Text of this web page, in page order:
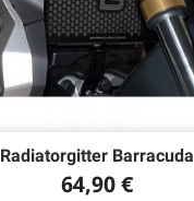
Radiatorgitter Barracuda
Preis
64,90 €